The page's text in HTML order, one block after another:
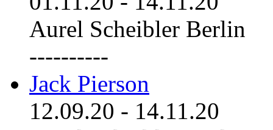
Aurel Scheibler Berlin
----------
Jack Pierson
12.09.20 - 14.11.20